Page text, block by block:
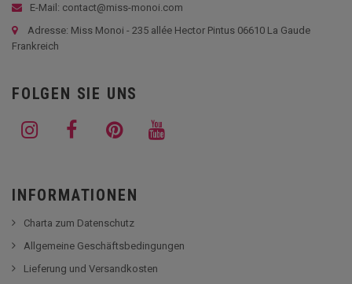
E-Mail: contact@miss-monoi.com
Adresse: Miss Monoi - 235 allée Hector Pintus 06610 La Gaude
Frankreich
FOLGEN SIE UNS
INFORMATIONEN
Charta zum Datenschutz
Allgemeine Geschäftsbedingungen
Lieferung und Versandkosten